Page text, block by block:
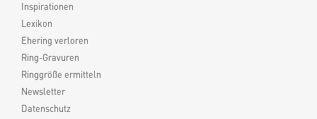
Inspirationen
Lexikon
Ehering verloren
Ring-Gravuren
Ringgröße ermitteln
Newsletter
Datenschutz